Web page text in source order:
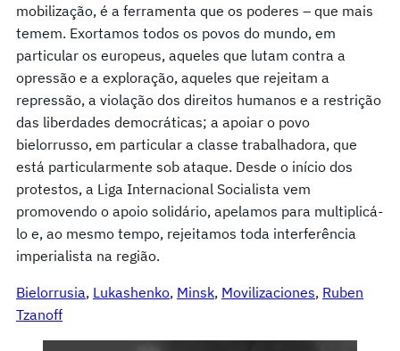
mobilização, é a ferramenta que os poderes – que mais
temem. Exortamos todos os povos do mundo, em
particular os europeus, aqueles que lutam contra a
opressão e a exploração, aqueles que rejeitam a
repressão, a violação dos direitos humanos e a restrição
das liberdades democráticas; a apoiar o povo
bielorrusso, em particular a classe trabalhadora, que
está particularmente sob ataque. Desde o início dos
protestos, a Liga Internacional Socialista vem
promovendo o apoio solidário, apelamos para multiplicá-
lo e, ao mesmo tempo, rejeitamos toda interferência
imperialista na região.
Bielorrusia, Lukashenko, Minsk, Movilizaciones, Ruben
Tzanoff